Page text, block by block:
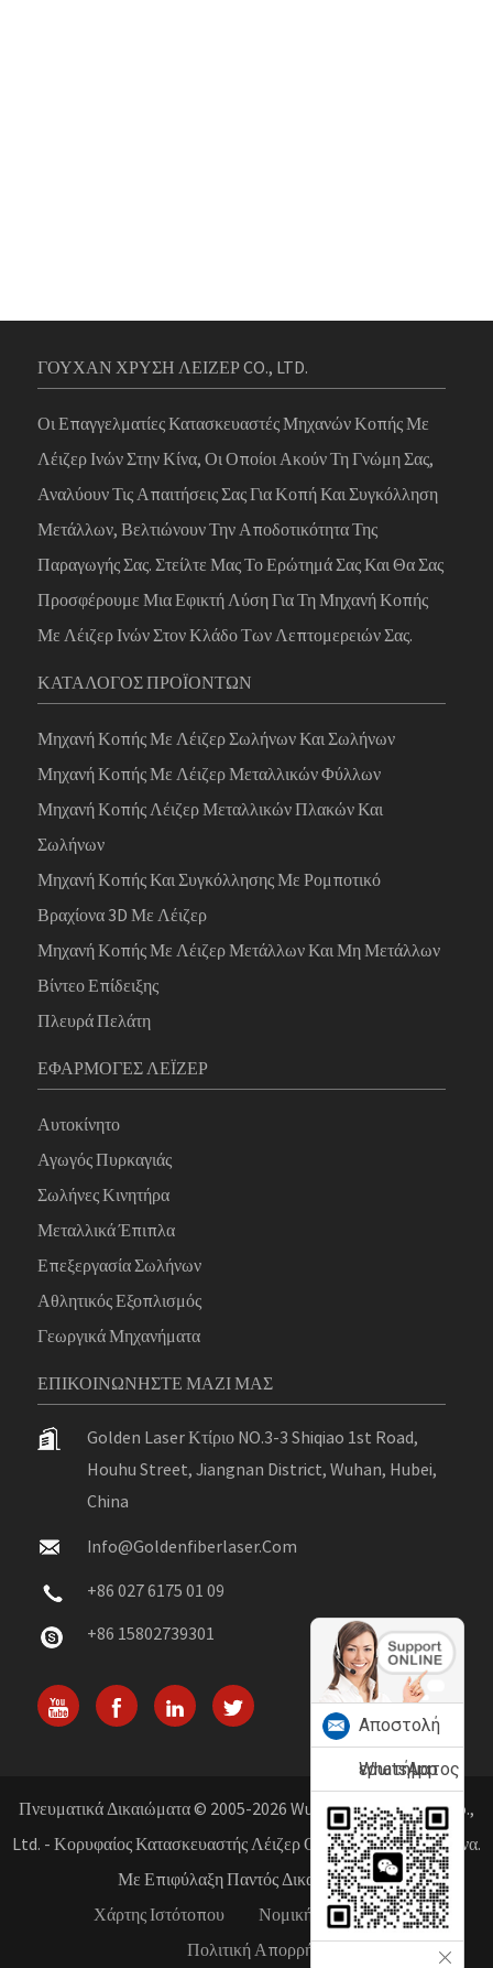
ΓΟΥΧΑΝ ΧΡΥΣΗ ΛΕΙΖΕΡ CO., LTD.
Οι Επαγγελματίες Κατασκευαστές Μηχανών Κοπής Με
Λέιζερ Ινών Στην Κίνα, Οι Οποίοι Ακούν Τη Γνώμη Σας,
Αναλύουν Τις Απαιτήσεις Σας Για Κοπή Και Συγκόλληση
Μετάλλων, Βελτιώνουν Την Αποδοτικότητα Της
Παραγωγής Σας. Στείλτε Μας Το Ερώτημά Σας Και Θα Σας
Προσφέρουμε Μια Εφικτή Λύση Για Τη Μηχανή Κοπής
Με Λέιζερ Ινών Στον Κλάδο Των Λεπτομερειών Σας.
ΚΑΤΆΛΟΓΟΣ ΠΡΟΪΌΝΤΩΝ
Μηχανή Κοπής Με Λέιζερ Σωλήνων Και Σωλήνων
Μηχανή Κοπής Με Λέιζερ Μεταλλικών Φύλλων
Μηχανή Κοπής Λέιζερ Μεταλλικών Πλακών Και
Σωλήνων
Μηχανή Κοπής Και Συγκόλλησης Με Ρομποτικό
Βραχίονα 3D Με Λέιζερ
Μηχανή Κοπής Με Λέιζερ Μετάλλων Και Μη Μετάλλων
Βίντεο Επίδειξης
Πλευρά Πελάτη
ΕΦΑΡΜΟΓΈΣ ΛΈΙΖΕΡ
Αυτοκίνητο
Αγωγός Πυρκαγιάς
Σωλήνες Κινητήρα
Μεταλλικά Έπιπλα
Επεξεργασία Σωλήνων
Αθλητικός Εξοπλισμός
Γεωργικά Μηχανήματα
ΕΠΙΚΟΙΝΩΝΉΣΤΕ ΜΑΖΊ ΜΑΣ
Golden Laser Κτίριο NO.3-3 Shiqiao 1st Road,
Houhu Street, Jiangnan District, Wuhan, Hubei,
China
Info@goldenfiberlaser.com
+86 027 6175 01 09
+86 15802739301
Πνευματικά Δικαιώματα © 2005-2026 Wuhan Golden Laser Co.,
Ltd. - Κορυφαίος Κατασκευαστής Λέιζερ Οπτικών Ινών Στην Κίνα.
Με Επιφύλαξη Παντός Δικαιώματος.
Χάρτης Ιστότοπου
Νομική Ειδοποίηση
Πολιτική Απορρήτου
Αποστολή
ερωτήματος
WhatsApp